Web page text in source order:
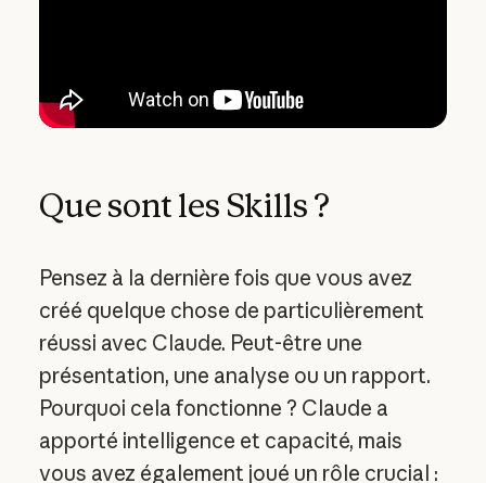
Que sont les Skills ?
Pensez à la dernière fois que vous avez
créé quelque chose de particulièrement
réussi avec Claude. Peut-être une
présentation, une analyse ou un rapport.
Pourquoi cela fonctionne ? Claude a
apporté intelligence et capacité, mais
vous avez également joué un rôle crucial :